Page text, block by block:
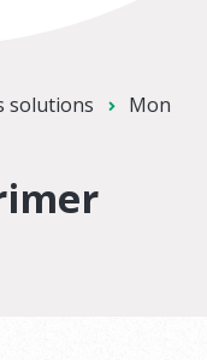
solutions
Mon